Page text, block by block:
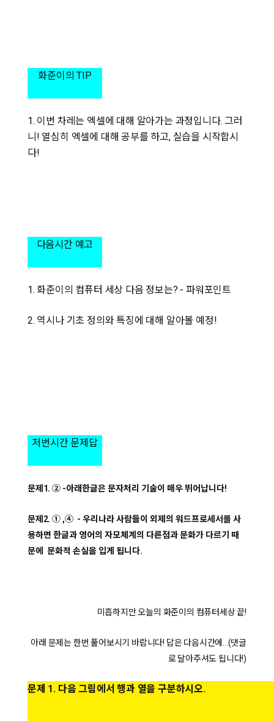
화준이의 TIP
1. 이번 차레는 엑셀에 대해 알아가는 과정입니다. 그러
니! 열심히 엑셀에 대해 공부를 하고, 실습을 시작합시
다!
다음시간 예고
1. 화준이의 컴퓨터 세상 다음 정보는? - 파워포인트
2. 역시나 기초 정의와 특징에 대해 알아볼 예정!
저번시간 문제답
문제1. ② -아래한글은 문자처리 기술이 매우 뛰어납니다!
문제2. ① ,④ - 우리나라 사람들이 외제의 워드프로세서를 사
용하면 한글과 영어의 자모체계의 다른점과 문화가 다르기 때
문에 문화적 손실을 입게 됩니다.
미흡하지만 오늘의 화준이의 컴퓨터세상 끝!
아래 문제는 한번 풀어보시기 바랍니다! 답은 다음시간에...(댓글
로 달아주셔도 됩니다!)
문제 1. 다음 그림에서 행과 열을 구분하시오.